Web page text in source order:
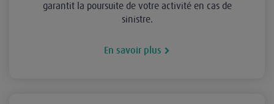
garantit la poursuite de votre activité en cas de
sinistre.
En savoir plus